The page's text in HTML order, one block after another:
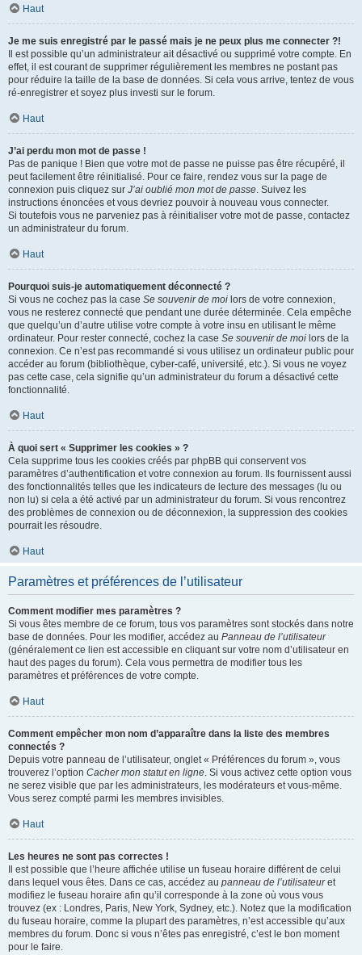
Haut
Je me suis enregistré par le passé mais je ne peux plus me connecter ?!
Il est possible qu’un administrateur ait désactivé ou supprimé votre compte. En
effet, il est courant de supprimer régulièrement les membres ne postant pas
pour réduire la taille de la base de données. Si cela vous arrive, tentez de vous
ré-enregistrer et soyez plus investi sur le forum.
Haut
J’ai perdu mon mot de passe !
Pas de panique ! Bien que votre mot de passe ne puisse pas être récupéré, il
peut facilement être réinitialisé. Pour ce faire, rendez vous sur la page de
connexion puis cliquez sur J’ai oublié mon mot de passe. Suivez les
instructions énoncées et vous devriez pouvoir à nouveau vous connecter.
Si toutefois vous ne parveniez pas à réinitialiser votre mot de passe, contactez
un administrateur du forum.
Haut
Pourquoi suis-je automatiquement déconnecté ?
Si vous ne cochez pas la case Se souvenir de moi lors de votre connexion,
vous ne resterez connecté que pendant une durée déterminée. Cela empêche
que quelqu’un d’autre utilise votre compte à votre insu en utilisant le même
ordinateur. Pour rester connecté, cochez la case Se souvenir de moi lors de la
connexion. Ce n’est pas recommandé si vous utilisez un ordinateur public pour
accéder au forum (bibliothèque, cyber-café, université, etc.). Si vous ne voyez
pas cette case, cela signifie qu’un administrateur du forum a désactivé cette
fonctionnalité.
Haut
À quoi sert « Supprimer les cookies » ?
Cela supprime tous les cookies créés par phpBB qui conservent vos
paramètres d’authentification et votre connexion au forum. Ils fournissent aussi
des fonctionnalités telles que les indicateurs de lecture des messages (lu ou
non lu) si cela a été activé par un administrateur du forum. Si vous rencontrez
des problèmes de connexion ou de déconnexion, la suppression des cookies
pourrait les résoudre.
Haut
Paramètres et préférences de l’utilisateur
Comment modifier mes paramètres ?
Si vous êtes membre de ce forum, tous vos paramètres sont stockés dans notre
base de données. Pour les modifier, accédez au Panneau de l’utilisateur
(généralement ce lien est accessible en cliquant sur votre nom d’utilisateur en
haut des pages du forum). Cela vous permettra de modifier tous les
paramètres et préférences de votre compte.
Haut
Comment empêcher mon nom d’apparaître dans la liste des membres
connectés ?
Depuis votre panneau de l’utilisateur, onglet « Préférences du forum », vous
trouverez l’option Cacher mon statut en ligne. Si vous activez cette option vous
ne serez visible que par les administrateurs, les modérateurs et vous-même.
Vous serez compté parmi les membres invisibles.
Haut
Les heures ne sont pas correctes !
Il est possible que l’heure affichée utilise un fuseau horaire différent de celui
dans lequel vous êtes. Dans ce cas, accédez au panneau de l’utilisateuret
modifiez le fuseau horaire afin qu’il corresponde à la zone où vous vous
trouvez (ex : Londres, Paris, New York, Sydney, etc.). Notez que la modification
du fuseau horaire, comme la plupart des paramètres, n’est accessible qu’aux
membres du forum. Donc si vous n’êtes pas enregistré, c’est le bon moment
pour le faire.